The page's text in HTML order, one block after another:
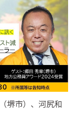
堺市）、河尻和